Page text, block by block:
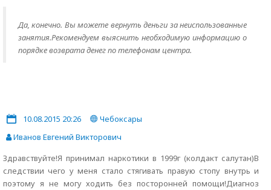
Да, конечно. Вы можете вернуть деньги за неиспользованные
занятия.Рекомендуем выяснить необходимую информацию о
порядке возврата денег по телефонам центра.
10.08.2015 20:26
Чебоксары
Иванов Евгений Викторович
Здравствуйте!Я принимал наркотики в 1999г (колдакт салутан)В
следствии чего у меня стало стягивать правую стопу внутрь и
поэтому я не могу ходить без посторонней помощи!Диагноз